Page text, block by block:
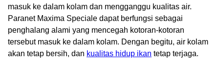
masuk ke dalam kolam dan mengganggu kualitas air.
Paranet Maxima Speciale dapat berfungsi sebagai
penghalang alami yang mencegah kotoran-kotoran
tersebut masuk ke dalam kolam. Dengan begitu, air kolam
akan tetap bersih, dan kualitas hidup ikan tetap terjaga.